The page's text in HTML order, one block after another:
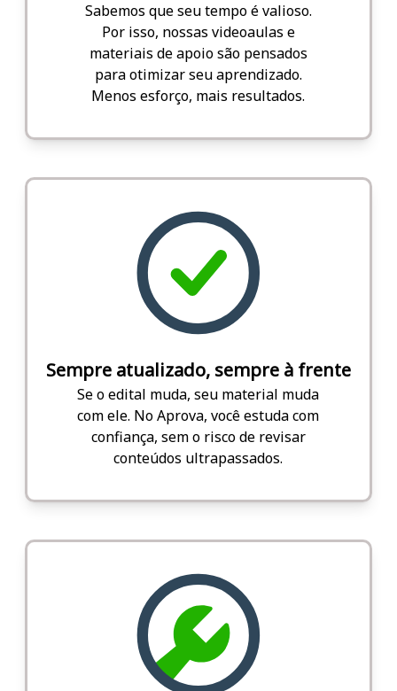
Sabemos que seu tempo é valioso.
Por isso, nossas videoaulas e
materiais de apoio são pensados
para otimizar seu aprendizado.
Menos esforço, mais resultados.
Sempre atualizado, sempre à frente
Se o edital muda, seu material muda
com ele. No Aprova, você estuda com
confiança, sem o risco de revisar
conteúdos ultrapassados.